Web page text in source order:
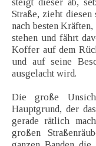
steigt dieser ab,
Straße, zieht diesen
nach besten
stehen und fährt
Koffer auf dem
und auf seine
ausgelacht wird.
Die große
Hauptgrund, der
gerade rätlich
großen